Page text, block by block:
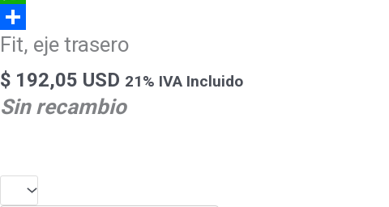
WhatsApp
Compartir
Fit, eje trasero
$ 192,05 USD 21% IVA Incluido
Sin recambio